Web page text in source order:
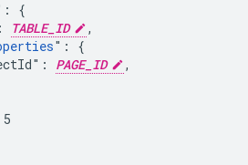
{
TABLE_ID
,
": {
PAGE_ID
,